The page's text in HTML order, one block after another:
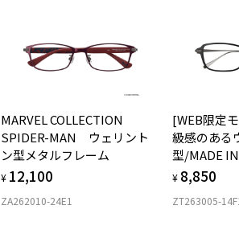
D 仕上がりの
重さ
14.4g
※メガネ：デモレン
※着脱式サングラ
安心3
フレー
のうえ、
度付きレンズ
実店舗で度数
お近くのZoff
その際は記入
MARVEL COLLECTION
SPIDER-MAN ウェリント
ン型メタルフレーム
¥ 12,100
ZA262010-24E1
[WEB限定
級感のある
型/MADE
¥ 8,850
ZT263005-